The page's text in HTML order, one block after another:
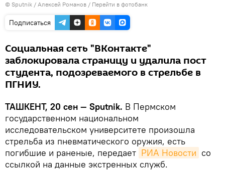
© Sputnik / Алексей Романов / Перейти в фотобанк
Подписаться
Социальная сеть "ВКонтакте"
заблокировала страницу и удалила пост
студента, подозреваемого в стрельбе в
ПГНИУ.
ТАШКЕНТ, 20 сен — Sputnik. В Пермском
государственном национальном
исследовательском университете произошла
стрельба из пневматического оружия, есть
погибшие и раненые, передает РИА Новости со
ссылкой на данные экстренных служб.